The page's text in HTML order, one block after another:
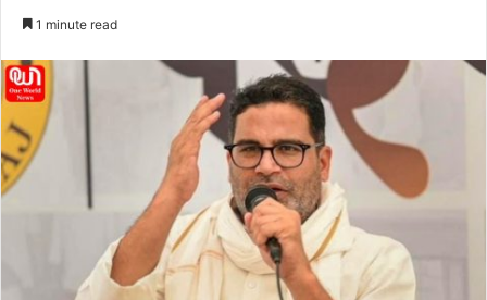
o
w
o
a
n
e
a
i
l
1 minute read